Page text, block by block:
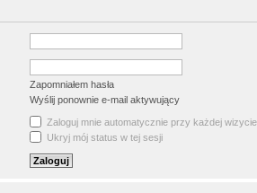
Zapomniałem hasła
Wyślij ponownie e-mail aktywujący
Zaloguj mnie automatycznie przy każdej wizycie
Ukryj mój status w tej sesji